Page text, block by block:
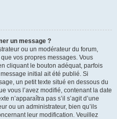
un message ?
ou un modérateur du forum,
vos propres messages. Vous
cliquant le bouton adéquat, parfois
initial ait été publié. Si
un petit texte situé en dessous du
vous l’avez modifié, contenant la date
n’apparaîtra pas s’il s’agit d’une
ou un administrateur, bien qu’ils
leur modification. Veuillez